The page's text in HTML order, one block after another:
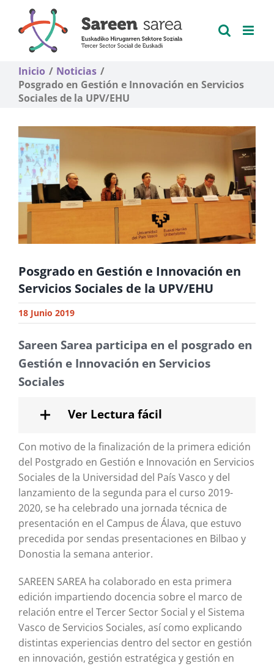
contenido
Inicio
Noticias
Posgrado en Gestión e Innovación en Servicios
Sociales de la UPV/EHU
Posgrado en Gestión e Innovación en
Servicios Sociales de la UPV/EHU
18 Junio 2019
Sareen Sarea participa en el posgrado en
Gestión e Innovación en Servicios
Sociales
Ver Lectura fácil
Con motivo de la finalización de la primera edición
del Postgrado en Gestión e Innovación en Servicios
Sociales de la Universidad del País Vasco y del
lanzamiento de la segunda para el curso 2019-
2020, se ha celebrado una jornada técnica de
presentación en el Campus de Álava, que estuvo
precedida por sendas presentaciones en Bilbao y
Donostia la semana anterior.
SAREEN SAREA ha colaborado en esta primera
edición impartiendo docencia sobre el marco de
relación entre el Tercer Sector Social y el Sistema
Vasco de Servicios Sociales, así como explicando
distintas experiencias dentro del sector en gestión
en innovación, gestión estratégica y gestión en